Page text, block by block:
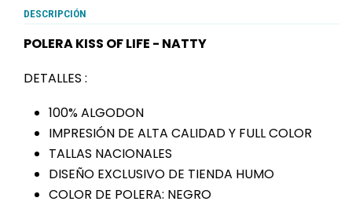
DESCRIPCIÓN
POLERA KISS OF LIFE - NATTY
DETALLES :
100% ALGODON
IMPRESIÓN DE ALTA CALIDAD Y FULL COLOR
TALLAS NACIONALES
DISEÑO EXCLUSIVO DE TIENDA HUMO
COLOR DE POLERA: NEGRO